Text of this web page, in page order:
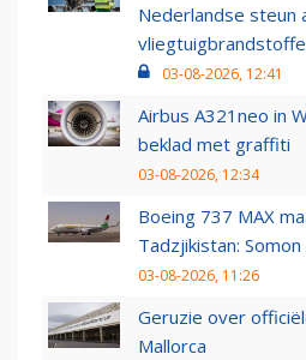
Nederlandse steun
03-08-2026, 12:41
Airbus A321neo in
beklad met graffiti
03-08-2026, 12:34
Boeing 737 MAX
Tadzjikistan:
03-08-2026, 11:26
Geruzie over
Mallorca